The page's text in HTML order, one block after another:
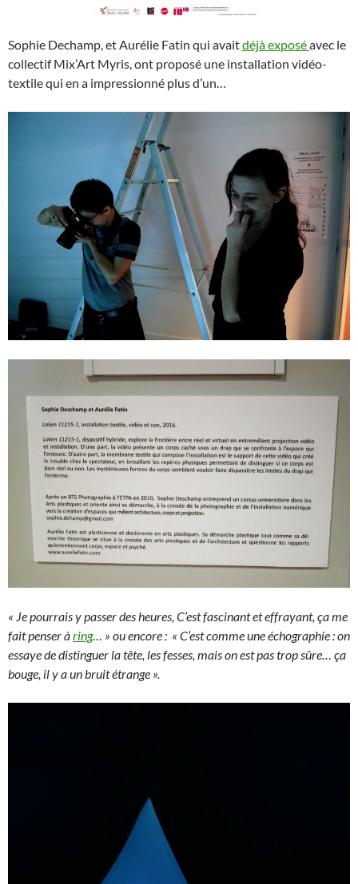
Sophie Dechamp, et Aurélie Fatin qui avaitdéjà exposéavec le
collectif Mix’Art Myris, ont proposé une installation vidéo-
textile qui en a impressionné plus d’un…
« Je pourrais y passer des heures, C’est fascinant et effrayant, ça me
fait penser àring… » ou encore : « C’est comme une échographie : on
essaye de distinguer la tête, les fesses, mais on est pas trop sûre… ça
bouge, il y a un bruit étrange ».